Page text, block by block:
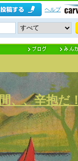
ヘルプ
、辛抱だ！